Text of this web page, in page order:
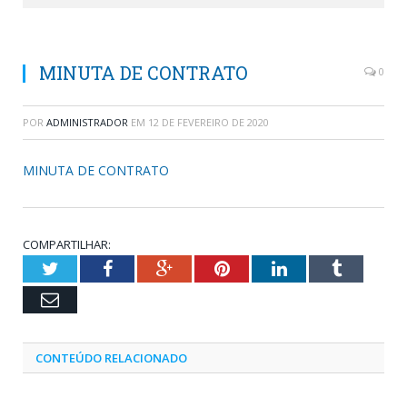
MINUTA DE CONTRATO 0
POR ADMINISTRADOR EM 12 DE FEVEREIRO DE 2020
MINUTA DE CONTRATO
COMPARTILHAR:
TwitterFacebookGoogle+PinterestLinkedInTumblr
Email
CONTEÚDO RELACIONADO